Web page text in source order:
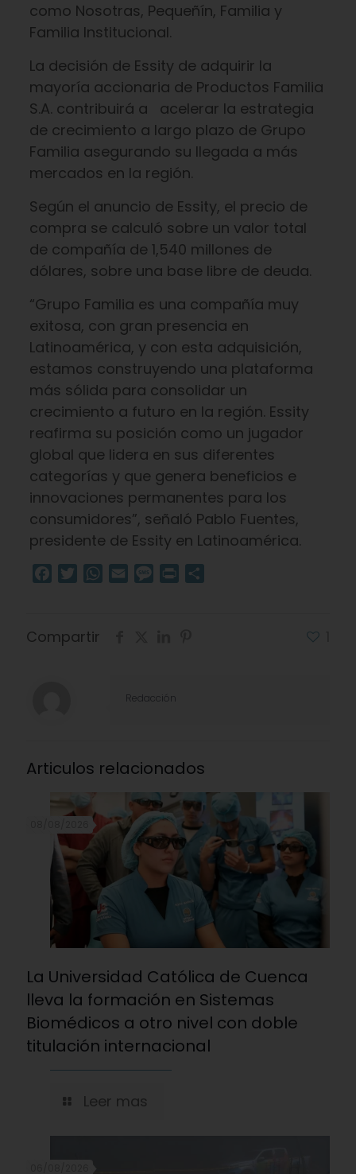
como Nosotras, Pequeñín, Familia y
Familia Institucional.
La decisión de Essity de adquirir la
mayoría accionaria de Productos Familia
S.A. contribuirá a acelerar la estrategia
de crecimiento a largo plazo de Grupo
Familia asegurando su llegada a más
mercados en la región.
Según el anuncio de Essity, el precio de
compra se calculó sobre un valor total
de compañía de 1,540 millones de
dólares, sobre una base libre de deuda.
“Grupo Familia es una compañía muy
exitosa, con gran presencia en
Latinoamérica, y con esta adquisición,
estamos construyendo una plataforma
más sólida para consolidar un
crecimiento a futuro en la región. Essity
reafirma su posición como un jugador
global que lidera en sus diferentes
categorías y que genera beneficios e
innovaciones permanentes para los
consumidores”, señaló Pablo Fuentes,
presidente de Essity en Latinoamérica.
Facebook
TwitterWhatsApp
Email Message
Print
Compartir
Redacción
Articulos relacionados
La Universidad Católica de Cuenca
lleva la formación en Sistemas
Biomédicos a otro nivel con doble
titulación internacional
Leer mas